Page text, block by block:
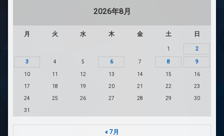
2026年8月
月 火 水 木 金 土 日
1 2
3 4 5 6 7 8 9
10 11 12 13 14 15 16
17 18 19 20 21 22 23
24 25 26 27 28 29 30
31
« 7月